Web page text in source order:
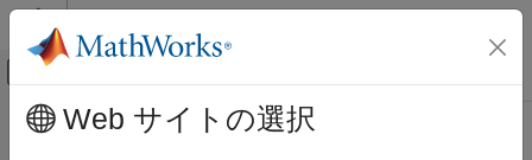
コンテンツへスキップ
オフキャンバス ナビゲーション メ
ドキュメンテーションのホーム
メインコンテンツ
近似のプログラムによる比較
Web サイトの選択